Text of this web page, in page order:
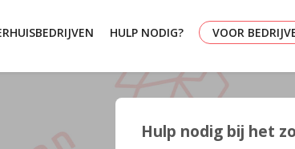
HULP NODIG? VOOR
Hulp nodig bij het